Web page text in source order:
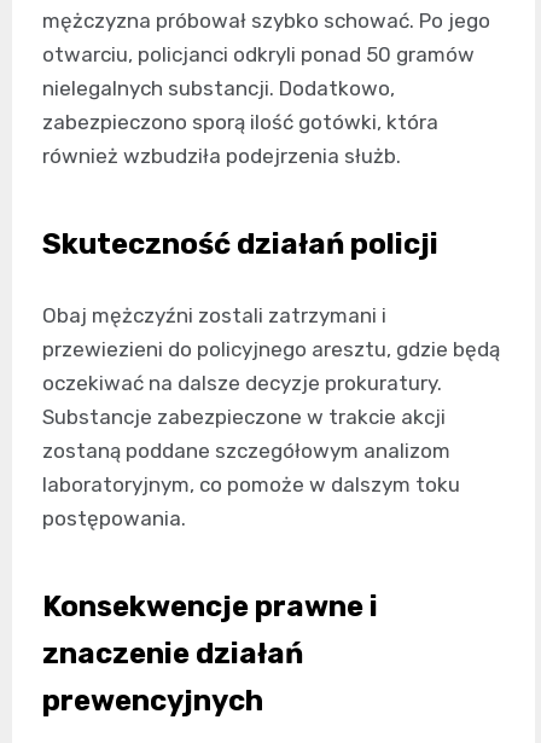
mężczyzna próbował szybko schować. Po jego
otwarciu, policjanci odkryli ponad 50 gramów
nielegalnych substancji. Dodatkowo,
zabezpieczono sporą ilość gotówki, która
również wzbudziła podejrzenia służb.
Skuteczność działań policji
Obaj mężczyźni zostali zatrzymani i
przewiezieni do policyjnego aresztu, gdzie będą
oczekiwać na dalsze decyzje prokuratury.
Substancje zabezpieczone w trakcie akcji
zostaną poddane szczegółowym analizom
laboratoryjnym, co pomoże w dalszym toku
postępowania.
Konsekwencje prawne i
znaczenie działań
prewencyjnych